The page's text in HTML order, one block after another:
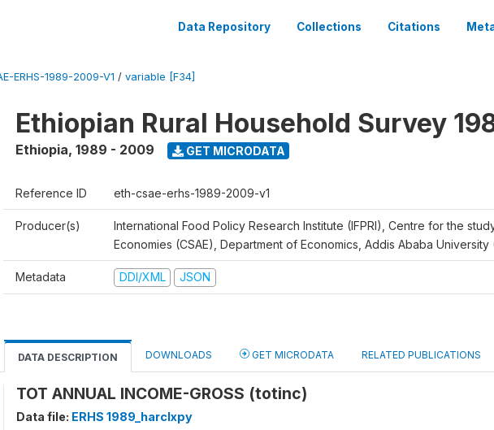
Data Repository Collections Citations
ERHS-1989-2009-V1 / variable [F34]
Ethiopian Rural Household Survey
Ethiopia, 1989 - 2009 GET MICRODATA
Reference ID eth-csae-erhs-1989-2009-v1
Producer(s)
International Food Policy Research Institute (IFPRI), Centre for the
Economies (CSAE), Department of Economics, Addis Ababa University
Metadata DDI/XML JSON
DATA DESCRIPTION DOWNLOADS GET MICRODATA RELATED PUBLICATIONS
TOT ANNUAL INCOME-GROSS (totinc)
Data file: ERHS 1989_harclxpy